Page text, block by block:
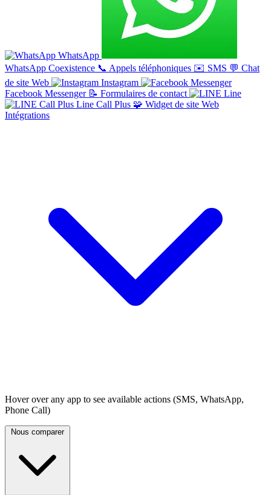
WhatsApp
WhatsApp Coexistence 📞 Appels téléphoniques ✉️ SMS 💬 Chat
de site Web
Instagram
Facebook Messenger 📝 Formulaires de contact
Line
Line Call Plus 🧩 Widget de site Web
Intégrations
Hover over any app to see available actions (SMS, WhatsApp,
Phone Call)
Nous comparer